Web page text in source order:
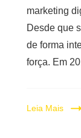
marketing
Desde que
de forma
força. Em
Leia Mais